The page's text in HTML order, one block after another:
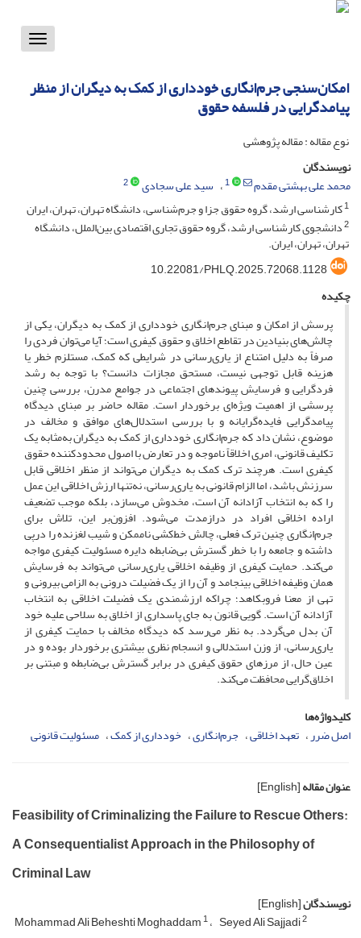
Toggle
امکان‌سنجی جرم‌انگاری خودداری از کمک به دیگران از منظر
پیامدگرایی در فلسفه حقوق
نوع مقاله : مقاله پژوهشی
نویسندگان
محمد علی بهشتی مقدم
1 سید علی سجادی
2
1کارشناسی ارشد، گروه حقوق جزا و جرم‌شناسی، دانشگاه تهران، تهران، ایران
2دانشجوی کارشناسی ارشد، گروه حقوق تجاری اقتصادی بین‌الملل، دانشگاه
تهران، تهران، ایران.
10.22081/PHLQ.2025.72068.1128
چکیده
پرسش از امکان و مبنای جرم‌انگاری خودداری از کمک به دیگران، یکی از
چالش‌های بنیادین در تقاطع اخلاق و حقوق کیفری است؛ آیا می‌توان فردی را
صرفاً به دلیل امتناع از یاری‌رسانی در شرایطی که کمک، مستلزم خطر یا
هزینه قابل توجهی نیست، مستحق مجازات دانست؟ با توجه به رشد
فردگرایی و فرسایش پیوندهای اجتماعی در جوامع مدرن، بررسی چنین
پرسشی از اهمیت ویژه‌ای برخوردار است. مقاله حاضر بر مبنای دیدگاه
پیامدگرایی فایده‌گرایانه و با بررسی استدلال‌های موافق و مخالف در
موضوع، نشان داد که جرم‌انگاری خودداری از کمک به دیگران به‌مثابه یک
تکلیف قانونی، امری اخلاقاً ناموجه و در تعارض با اصول محدودکننده حقوق
کیفری است. هرچند ترک کمک به دیگران می‌تواند از منظر اخلاقی قابل
سرزنش باشد، اما الزام قانونی به یاری‌رسانی، نه‌تنها ارزش اخلاقی این عمل
را که به انتخاب آزادانه آن است، مخدوش می‌سازد، بلکه موجب تضعیف
اراده اخلاقی افراد در درازمدت می‌شود. افزون‌بر این، تلاش برای
جرم‌انگاری چنین ترک فعلی، چالش خط‌کشی ناممکن و شیب لغزنده را درپی
داشته و جامعه را با خطر گسترش بی‌ضابطه دایره مسئولیت کیفری مواجه
می‌کند. حمایت کیفری از وظیفه اخلاقی یاری‌رسانی می‌تواند به فرسایش
همان وظیفه اخلاقی بینجامد و آن را از یک فضیلت درونی به الزامی بیرونی و
تهی از معنا فروبکاهد؛ چراکه ارزشمندی یک فضیلت اخلاقی به انتخاب
آزادانه آن است. گویی قانون به جای پاسداری از اخلاق به سلاحی علیه خود
آن بدل می‌گردد. به نظر می‌رسد که دیدگاه مخالف با حمایت کیفری از
یاری‌رسانی، از وزن استدلالی و انسجام نظری بیشتری برخوردار بوده و در
عین حال، از مرزهای حقوق کیفری در برابر گسترش بی‌ضابطه و مبتنی بر
اخلاق‌گرایی محافظت می‌کند.
کلیدواژه‌ها
اصل ضرر تعهد اخلاقی جرم‌انگاری خودداری از کمک مسئولیت قانونی
عنوان مقاله[English]
Feasibility of Criminalizing the Failure to Rescue Others:
A Consequentialist Approach in the Philosophy of
Criminal Law
نویسندگان[English]
Mohammad Ali Beheshti Moghaddam1 Seyed Ali Sajjadi2